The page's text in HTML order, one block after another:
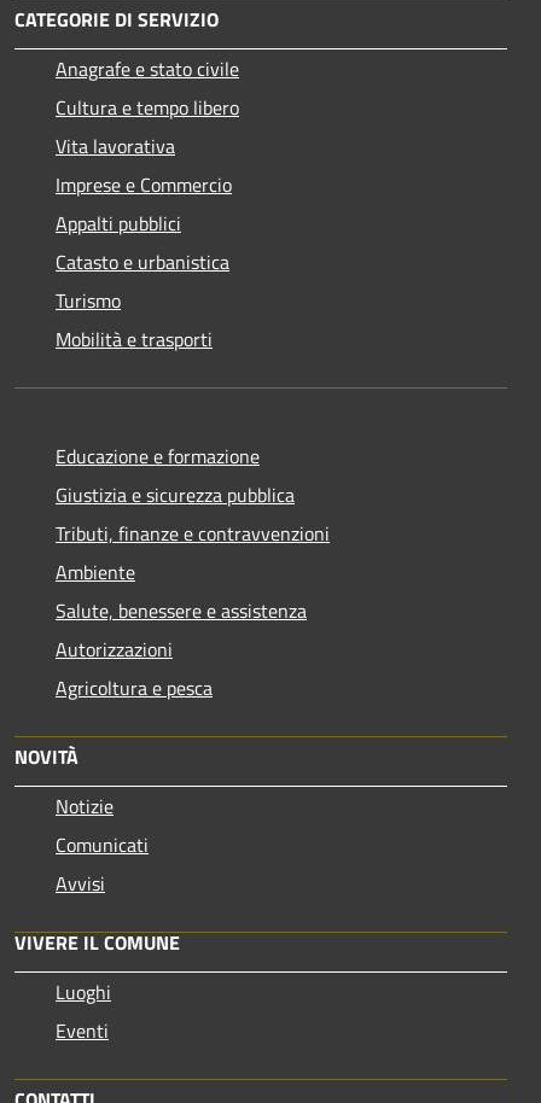
CATEGORIE DI SERVIZIO
Anagrafe e stato civile
Cultura e tempo libero
Vita lavorativa
Imprese e Commercio
Appalti pubblici
Catasto e urbanistica
Turismo
Mobilità e trasporti
Educazione e formazione
Giustizia e sicurezza pubblica
Tributi, finanze e contravvenzioni
Ambiente
Salute, benessere e assistenza
Autorizzazioni
Agricoltura e pesca
NOVITÀ
Notizie
Comunicati
Avvisi
VIVERE IL COMUNE
Luoghi
Eventi